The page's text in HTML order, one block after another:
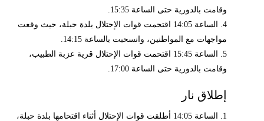
وقامت بالدورية حتى الساعة 15:35.
4. الساعة 14:05 اقتحمت قوات الإحتلال بلدة حبلة، حيث وقعت
مواجهات مع المواطنين، وانسحبت بالساعة 14:15.
5. الساعة 15:45 اقتحمت قوات الإحتلال قرية عزبة الطبيب،
وقامت بالدورية حتى الساعة 17:00.
إطلاق نار
1. الساعة 14:05 أطلقت قوات الإحتلال أثناء اقتحامها بلدة حبلة،